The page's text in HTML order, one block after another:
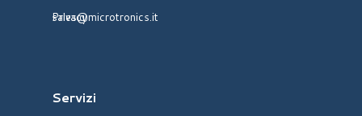
Servizi
sales@microtronics.it
Privacy